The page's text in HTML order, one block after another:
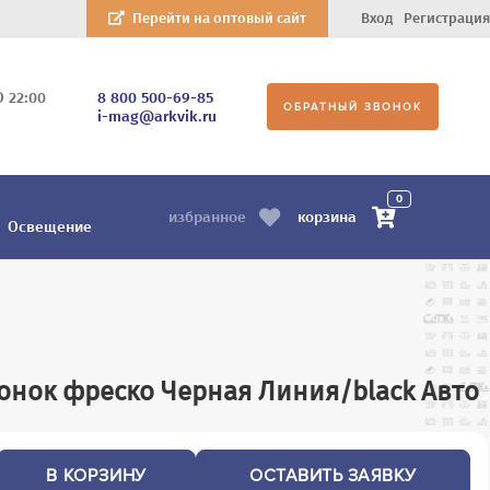
Вход Регистрация
Перейти на оптовый сайт
22:00
8 800 500-69-85
i-mag@arkvik.ru
ОБРАТНЫЙ ЗВОНОК
Освещение
избранное
0
корзина
фреско Черная Линия/black Авто
В КОРЗИНУ ОСТАВИТЬ ЗАЯВКУ